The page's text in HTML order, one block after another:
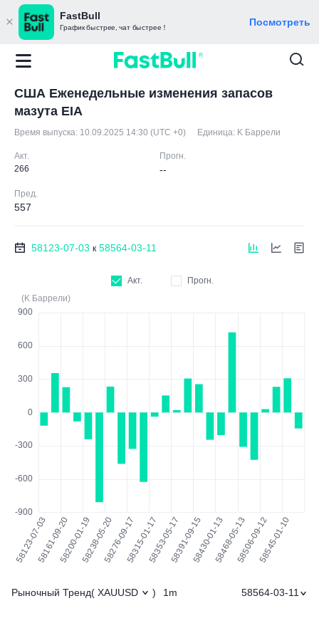
FastBull
График быстрее, чат быстрее！ Посмотреть
США Еженедельные изменения запасов
мазута EIA
Время выпуска: 10.09.2025 14:30 (UTC +0) Единица: K Баррели
Акт.
266
Прогн.
--
Пред.
557
58123-07-03 к 58564-03-11
Акт.
Прогн.
(K Баррели)
Рыночный Тренд( XAUUSD ) 1m 58564-03-11